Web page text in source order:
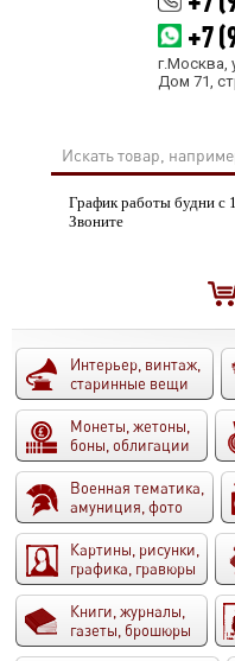
+7
г.Москва,
Дом 71,
График работы будни с
Звоните
Интерьер, винтаж,
старинные вещи
Монеты, жетоны,
боны, облигации
Военная тематика,
амуниция, фото
Картины, рисунки,
графика, гравюры
Книги, журналы,
газеты, брошюры